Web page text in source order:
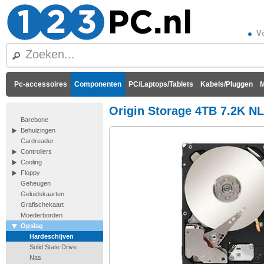
Pc-accessoires Componenten PC/Laptops/Tablets Kabels/Pluggen
Barebone
Behuizingen
Cardreader
Controllers
Cooling
Floppy
Geheugen
Geluidskaarten
Grafischekaart
Moederborden
Opslag
Hardeschijven
Solid State Drive
Nas
Origin Storage 4TB 7.2K